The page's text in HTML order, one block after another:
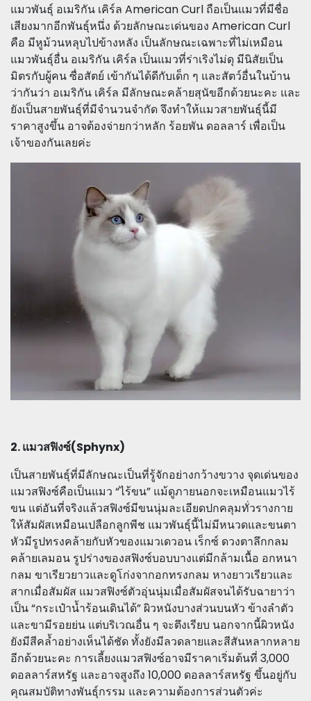
แมวพันธุ์ อเมริกัน เคิร์ล American Curl ถือเป็นแมวที่มีชื่อ
เสียงมากอีกพันธุ์หนึ่ง ด้วยลักษณะเด่นของ American Curl
คือ มีหูม้วนหลุบไปข้างหลัง เป็นลักษณะเฉพาะที่ไม่เหมือน
แมวพันธุ์อื่น อเมริกัน เคิร์ล เป็นแมวที่ร่าเริงไม่ดุ มีนิสัยเป็น
มิตรกับผู้คน ซื่อสัตย์ เข้ากันได้ดีกับเด็ก ๆ และสัตว์อื่นในบ้าน
ว่ากันว่า อเมริกัน เคิร์ล มีลักษณะคล้ายสุนัขอีกด้วยนะคะ และ
ยังเป็นสายพันธุ์ที่มีจำนวนจำกัด จึงทำให้แมวสายพันธุ์นี้มี
ราคาสูงขึ้น อาจต้องจ่ายกว่าหลัก ร้อยพัน ดอลลาร์ เพื่อเป็น
เจ้าของกันเลยค่ะ
2. แมวสฟิงซ์(Sphynx)
เป็นสายพันธุ์ที่มีลักษณะเป็นที่รู้จักอย่างกว้างขวาง จุดเด่นของ
แมวสฟิงซ์คือเป็นแมว “ไร้ขน” แม้ดูภายนอกจะเหมือนแมวไร้
ขน แต่อันที่จริงแล้วสฟิงซ์มีขนนุ่มละเอียดปกคลุมทั่วรางกาย
ให้สัมผัสเหมือนเปลือกลูกพีช แมวพันธุ์นี้ไม่มีหนวดและขนตา
หัวมีรูปทรงคล้ายกับหัวของแมวเดวอน เร็กซ์ ดวงตาลึกกลม
คล้ายเลมอน รูปร่างของสฟิงซ์บอบบางแต่มีกล้ามเนื้อ อกหนา
กลม ขาเรียวยาวและดูโก่งจากอกทรงกลม หางยาวเรียวและ
สากเมื่อสัมผัส แมวสฟิงซ์ตัวอุ่นนุ่มเมื่อสัมผัสจนได้รับฉายาว่า
เป็น “กระเป๋าน้ำร้อนเดินได้” ผิวหนังบางส่วนบนหัว ข้างลำตัว
และขามีรอยย่น แต่บริเวณอื่น ๆ จะตึงเรียบ นอกจากนี้ผิวหนัง
ยังมีสีคล้ำอย่างเห็นได้ชัด ทั้งยังมีลวดลายและสีสันหลากหลาย
อีกด้วยนะคะ การเลี้ยงแมวสฟิงซ์อาจมีราคาเริ่มต้นที่ 3,000
ดอลลาร์สหรัฐ และอาจสูงถึง 10,000 ดอลลาร์สหรัฐ ขึ้นอยู่กับ
คุณสมบัติทางพันธุ์กรรม และความต้องการส่วนตัวค่ะ